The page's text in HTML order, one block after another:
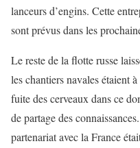
lanceurs d’engins. Cette
sont prévus dans les
Le reste de la flotte russe
les chantiers navales étaient
fuite des cerveaux dans ce
de partage des
partenariat avec la France